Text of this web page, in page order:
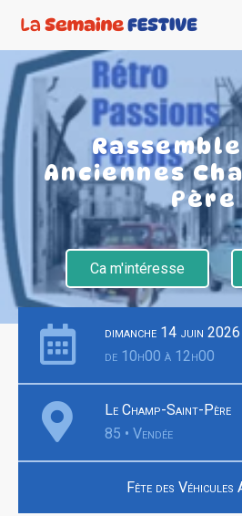
Anciennes
Père
Ca m'intéresse
dimanche 14 juin 2026
de 10h00 à 12h00
Le Champ-Saint-Père
85 • Vendée
Fête des Véhicules